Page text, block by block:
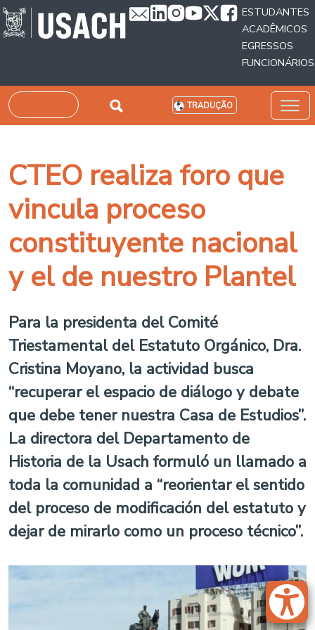
Passar para o conteúdo principal
ESTUDANTES
ACADÊMICOS
EGRESSOS
FUNCIONÁRIOS
Pesquisar TRADUÇÃO
CTEO realiza foro que
vincula proceso
constituyente nacional
y el de nuestro Plantel
Para la presidenta del Comité
Triestamental del Estatuto Orgánico, Dra.
Cristina Moyano, la actividad busca
“recuperar el espacio de diálogo y debate
que debe tener nuestra Casa de Estudios”.
La directora del Departamento de
Historia de la Usach formuló un llamado a
toda la comunidad a “reorientar el sentido
del proceso de modificación del estatuto y
dejar de mirarlo como un proceso técnico”.